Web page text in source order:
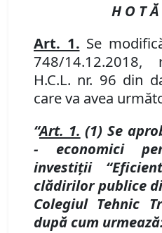
H O T
Art. 1. Se
748/14.12.2018,
H.C.L. nr. 96 din
care va avea
“Art. 1. (1) Se
- economici
investiţii
clădirilor publice
Colegiul Tehnic
după cum